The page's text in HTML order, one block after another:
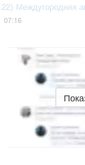
22) Междугородняя
07:16